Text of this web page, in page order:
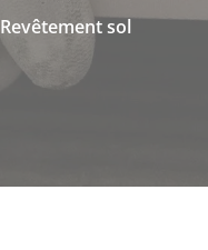
Revêtement sol